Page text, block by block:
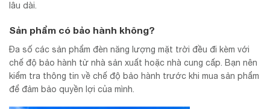
lâu dài.
Sản phẩm có bảo hành không?
Đa số các sản phẩm đèn năng lượng mặt trời đều đi kèm với
chế độ bảo hành từ nhà sản xuất hoặc nhà cung cấp. Bạn nên
kiểm tra thông tin về chế độ bảo hành trước khi mua sản phẩm
để đảm bảo quyền lợi của mình.